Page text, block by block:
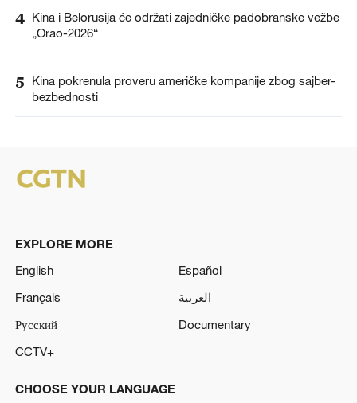
4 Kina i Belorusija će održati zajedničke padobranske vežbe
„Orao-2026“
5
Kina pokrenula proveru američke kompanije zbog sajber-
bezbednosti
EXPLORE MORE
English
Español
Français
العربية
Русский
Documentary
CCTV+
CHOOSE YOUR LANGUAGE